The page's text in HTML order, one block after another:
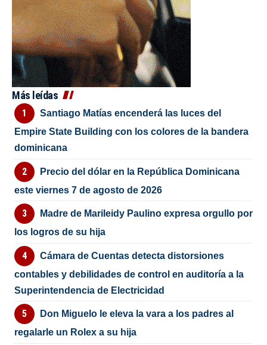
Más leídas
Santiago Matías encenderá las luces del
Empire State Building con los colores de la bandera
dominicana
Precio del dólar en la República Dominicana
este viernes 7 de agosto de 2026
Madre de Marileidy Paulino expresa orgullo por
los logros de su hija
Cámara de Cuentas detecta distorsiones
contables y debilidades de control en auditoría a la
Superintendencia de Electricidad
Don Miguelo le eleva la vara a los padres al
regalarle un Rolex a su hija